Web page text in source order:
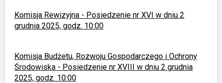
Komisja Rewizyjna - Posiedzenie nr XVI w dniu 2
grudnia 2025, godz. 10:00
Komisja Budżetu, Rozwoju Gospodarczego i Ochrony
Środowiska - Posiedzenie nr XVIII w dniu 2 grudnia
2025, godz. 10:00